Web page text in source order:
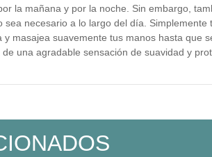
la mañana y por la noche. Sin embargo,
sea necesario a lo largo del día. Simplemente
y masajea suavemente tus manos hasta que
una agradable sensación de suavidad y